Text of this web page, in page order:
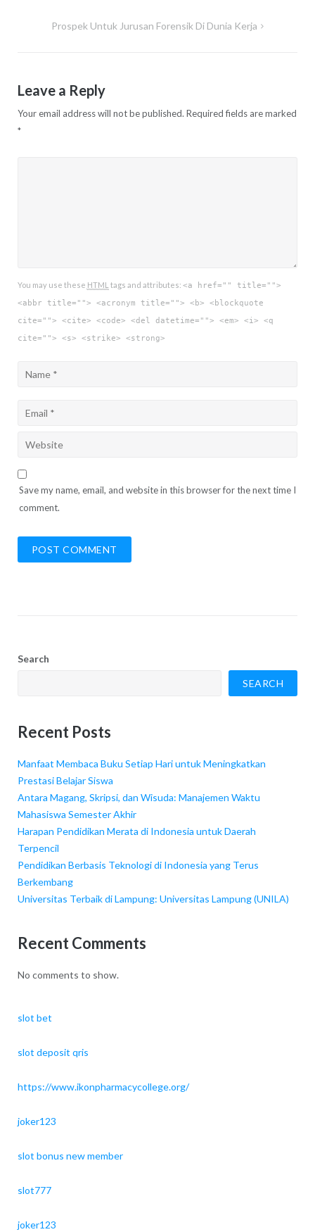
Prospek Untuk Jurusan Forensik Di Dunia Kerja
Leave a Reply
Your email address will not be published. Required fields are marked
*
You may use these HTML tags and attributes: <a href="" title="">
<abbr title=""> <acronym title=""> <b> <blockquote
cite=""> <cite> <code> <del datetime=""> <em> <i> <q
cite=""> <s> <strike> <strong>
Save my name, email, and website in this browser for the next time I
comment.
Search
SEARCH
Recent Posts
Manfaat Membaca Buku Setiap Hari untuk Meningkatkan
Prestasi Belajar Siswa
Antara Magang, Skripsi, dan Wisuda: Manajemen Waktu
Mahasiswa Semester Akhir
Harapan Pendidikan Merata di Indonesia untuk Daerah
Terpencil
Pendidikan Berbasis Teknologi di Indonesia yang Terus
Berkembang
Universitas Terbaik di Lampung: Universitas Lampung (UNILA)
Recent Comments
No comments to show.
slot bet
slot deposit qris
https://www.ikonpharmacycollege.org/
joker123
slot bonus new member
slot777
joker123